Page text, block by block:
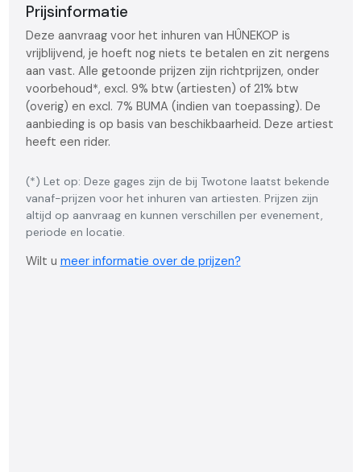
Prijsinformatie
Deze aanvraag voor het inhuren van HÛNEKOP is
vrijblijvend, je hoeft nog niets te betalen en zit nergens
aan vast. Alle getoonde prijzen zijn richtprijzen, onder
voorbehoud*, excl. 9% btw (artiesten) of 21% btw
(overig) en excl. 7% BUMA (indien van toepassing). De
aanbieding is op basis van beschikbaarheid. Deze artiest
heeft een rider.
(*) Let op: Deze gages zijn de bij Twotone laatst bekende
vanaf-prijzen voor het inhuren van artiesten. Prijzen zijn
altijd op aanvraag en kunnen verschillen per evenement,
periode en locatie.
Wilt u meer informatie over de prijzen?